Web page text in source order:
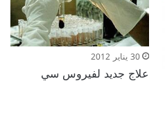
30 يناير 2012
علاج جديد لفيروس سي